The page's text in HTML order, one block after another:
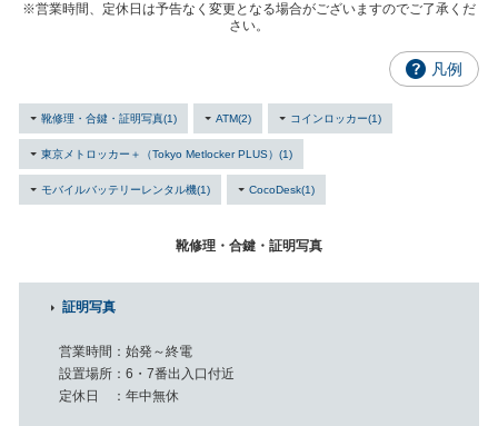
※営業時間、定休日は予告なく変更となる場合がございますのでご了承くだ
さい。
凡例
靴修理・合鍵・証明写真(1) ATM(2) コインロッカー(1)
東京メトロッカー＋（Tokyo Metlocker PLUS）(1)
モバイルバッテリーレンタル機(1) CocoDesk(1)
靴修理・合鍵・証明写真
証明写真
営業時間
始発～終電
設置場所
6・7番出入口付近
定休日
年中無休